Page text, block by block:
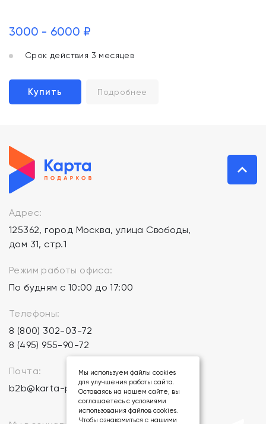
3000 - 6000 ₽
Срок действия 3 месяцев
Купить Подробнее
Адрес:
125362, город Москва, улица Свободы,
дом 31, стр.1
Режим работы офиса:
По будням с 10:00 до 17:00
Телефоны:
8 (800) 302-03-72
8 (495) 955-90-72
Почта:
b2b@karta-podarkov.ru
Мы используем файлы cookies
для улучшения работы сайта.
Оставаясь на нашем сайте, вы
соглашаетесь с условиями
использования файлов cookies.
Чтобы ознакомиться с нашими